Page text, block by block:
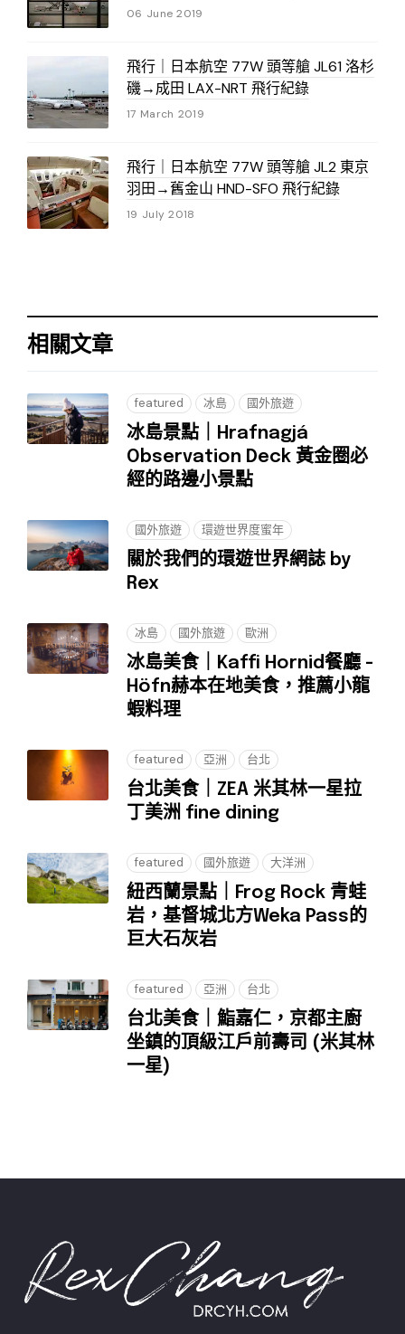
06 June 2019
飛行｜日本航空 77W 頭等艙 JL61 洛杉
磯→成田 LAX-NRT 飛行紀錄
17 March 2019
飛行｜日本航空 77W 頭等艙 JL2 東京
羽田→舊金山 HND-SFO 飛行紀錄
19 July 2018
相關文章
featured 冰島 國外旅遊
冰島景點｜Hrafnagjá
Observation Deck 黃金圈必
經的路邊小景點
國外旅遊 環遊世界度蜜年
關於我們的環遊世界網誌 by
Rex
冰島 國外旅遊 歐洲
冰島美食｜Kaffi Hornid餐廳 -
Höfn赫本在地美食，推薦小龍
蝦料理
featured 亞洲 台北
台北美食｜ZEA 米其林一星拉
丁美洲 fine dining
featured 國外旅遊 大洋洲
紐西蘭景點｜Frog Rock 青蛙
岩，基督城北方Weka Pass的
巨大石灰岩
featured 亞洲 台北
台北美食｜鮨嘉仁，京都主廚
坐鎮的頂級江戶前壽司 (米其林
一星)